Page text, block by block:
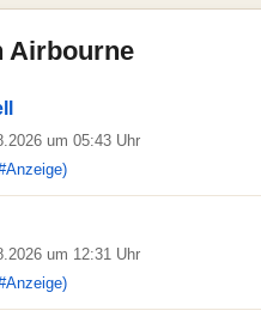
Airbourne
um 05:43 Uhr
um 12:31 Uhr